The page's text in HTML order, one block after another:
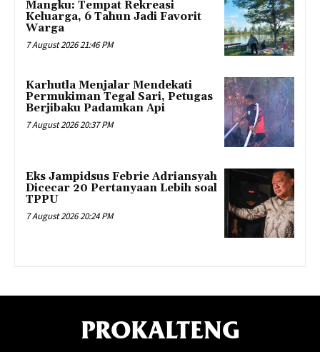
Mangku: Tempat Rekreasi
Keluarga, 6 Tahun Jadi Favorit
Warga
7 August 2026 21:46 PM
Karhutla Menjalar Mendekati
Permukiman Tegal Sari, Petugas
Berjibaku Padamkan Api
7 August 2026 20:37 PM
Eks Jampidsus Febrie Adriansyah
Dicecar 20 Pertanyaan Lebih soal
TPPU
7 August 2026 20:24 PM
PROKALTENG